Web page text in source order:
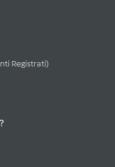
Registrati)